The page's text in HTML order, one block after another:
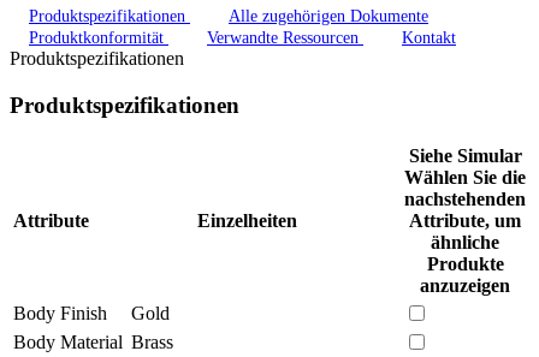
Produktspezifikationen
Alle zugehörigen Dokumente
Produktkonformität
Verwandte Ressourcen Kontakt
Produktspezifikationen
Produktspezifikationen
Attribute Einzelheiten
Siehe Simular
Wählen Sie die
nachstehenden
Attribute, um
ähnliche
Produkte
anzuzeigen
Body Finish
Gold
Body Material Brass